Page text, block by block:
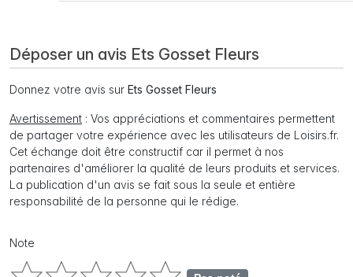
Déposer un avis Ets Gosset Fleurs
Donnez votre avis sur Ets Gosset Fleurs
Avertissement : Vos appréciations et commentaires permettent
de partager votre expérience avec les utilisateurs de Loisirs.fr.
Cet échange doit être constructif car il permet à nos
partenaires d'améliorer la qualité de leurs produits et services.
La publication d'un avis se fait sous la seule et entière
responsabilité de la personne qui le rédige.
Note